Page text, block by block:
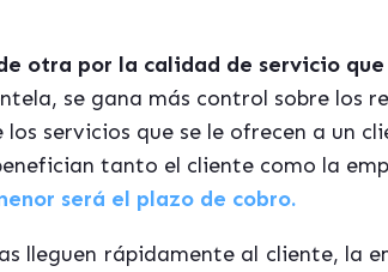
otra por la calidad de servicio
se gana más control sobre los
servicios que se le ofrecen a un
tanto el cliente como la
será el plazo de cobro.
lleguen rápidamente al cliente, la